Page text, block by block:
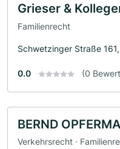
Grieser &
Familienrecht
Schwetzinger Straße
0.0 (0
BERND
Verkehrsrecht ·